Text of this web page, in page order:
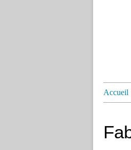
Accueil